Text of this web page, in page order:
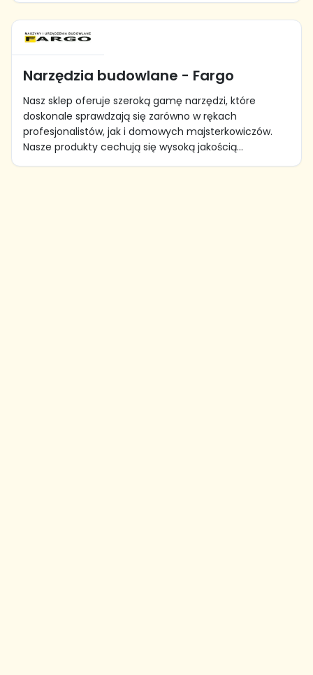
Narzędzia budowlane - Fargo
Nasz sklep oferuje szeroką gamę narzędzi, które
doskonale sprawdzają się zarówno w rękach
profesjonalistów, jak i domowych majsterkowiczów.
Nasze produkty cechują się wysoką jakością...